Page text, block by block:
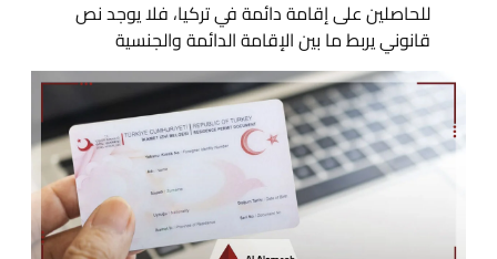
للحاصلين على إقامة دائمة في تركيا، فلا يوجد نص
قانوني يربط ما بين الإقامة الدائمة والجنسية